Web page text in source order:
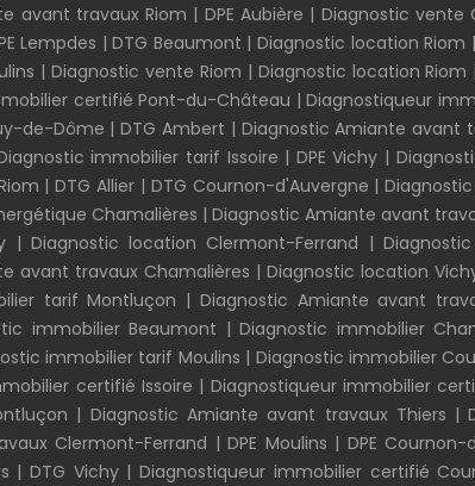
avant travaux Riom | DPE Aubière | Diagnostic vente
Lempdes |DTG Beaumont |Diagnostic location Riom
| Diagnostic vente Riom | Diagnostic location Riom
certifié Pont-du-Château |Diagnostiqueur
de-Dôme |DTG Ambert | Diagnostic Amiante avant
immobilier tarif Issoire | DPE Vichy |
|DTG Allier | DTG Cournon-d'Auvergne |
Chamalières | Diagnostic Amiante avant
| Diagnostic location Clermont-Ferrand |
avant travaux Chamalières | Diagnostic location
tarif Montluçon | Diagnostic Amiante avant
immobilier Beaumont |Diagnostic immobilier
immobilier tarif Moulins | Diagnostic immobilier
certifié Issoire | Diagnostiqueur immobilier
| Diagnostic Amiante avant travaux Thiers |
Clermont-Ferrand |DPE Moulins | DPE Cournon-
|DTG Vichy|Diagnostiqueur immobilier certifié